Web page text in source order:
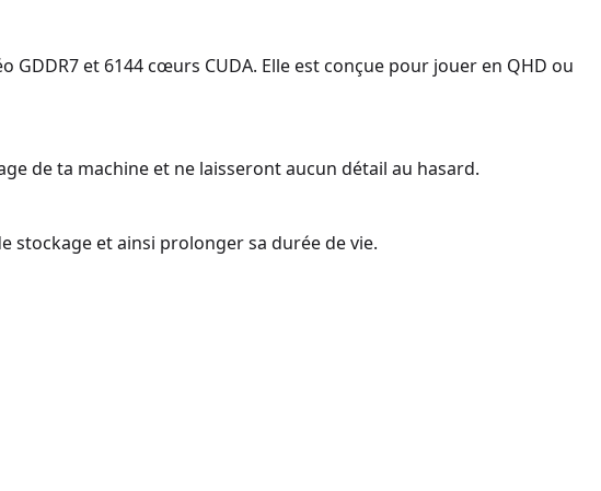
GDDR7 et 6144 cœurs CUDA. Elle est conçue pour jouer en QHD ou
de ta machine et ne laisseront aucun détail au hasard.
stockage et ainsi prolonger sa durée de vie.